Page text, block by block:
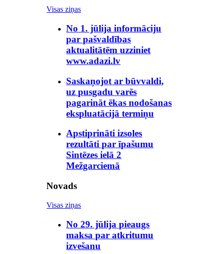
Visas ziņas
No 1. jūlija informāciju
par pašvaldības
aktualitātēm uzziniet
www.adazi.lv
Saskaņojot ar būvvaldi,
uz pusgadu varēs
pagarināt ēkas nodošanas
ekspluatācijā termiņu
Apstiprināti izsoles
rezultāti par īpašumu
Sintēzes ielā 2
Mežgarciemā
Novads
Visas ziņas
No 29. jūlija pieaugs
maksa par atkritumu
izvešanu